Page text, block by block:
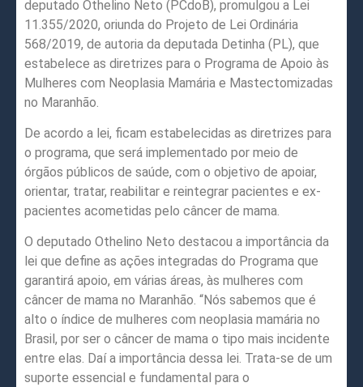
deputado Othelino Neto (PCdoB), promulgou a Lei
11.355/2020, oriunda do Projeto de Lei Ordinária
568/2019, de autoria da deputada Detinha (PL), que
estabelece as diretrizes para o Programa de Apoio às
Mulheres com Neoplasia Mamária e Mastectomizadas
no Maranhão.
De acordo a lei, ficam estabelecidas as diretrizes para
o programa, que será implementado por meio de
órgãos públicos de saúde, com o objetivo de apoiar,
orientar, tratar, reabilitar e reintegrar pacientes e ex-
pacientes acometidas pelo câncer de mama.
O deputado Othelino Neto destacou a importância da
lei que define as ações integradas do Programa que
garantirá apoio, em várias áreas, às mulheres com
câncer de mama no Maranhão. “Nós sabemos que é
alto o índice de mulheres com neoplasia mamária no
Brasil, por ser o câncer de mama o tipo mais incidente
entre elas. Daí a importância dessa lei. Trata-se de um
suporte essencial e fundamental para o